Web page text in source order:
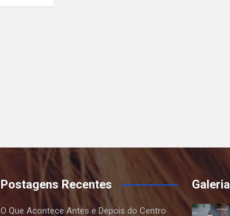
Postagens Recentes
O Que Acontece Antes e Depois do Centro
Galeria